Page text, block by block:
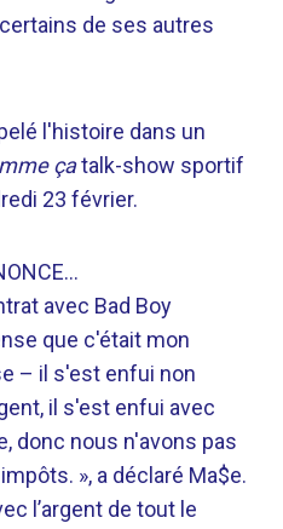
de ses autres
l'histoire dans un
çatalk-show sportif
23 février.
avec Bad Boy
que c'était mon
– il s'est enfui non
il s'est enfui avec
donc nous n'avons pas
», a déclaré Ma$e.
l’argent de tout le